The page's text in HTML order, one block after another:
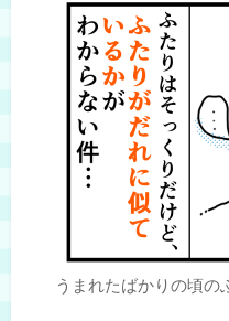
うまれたばかりの頃の